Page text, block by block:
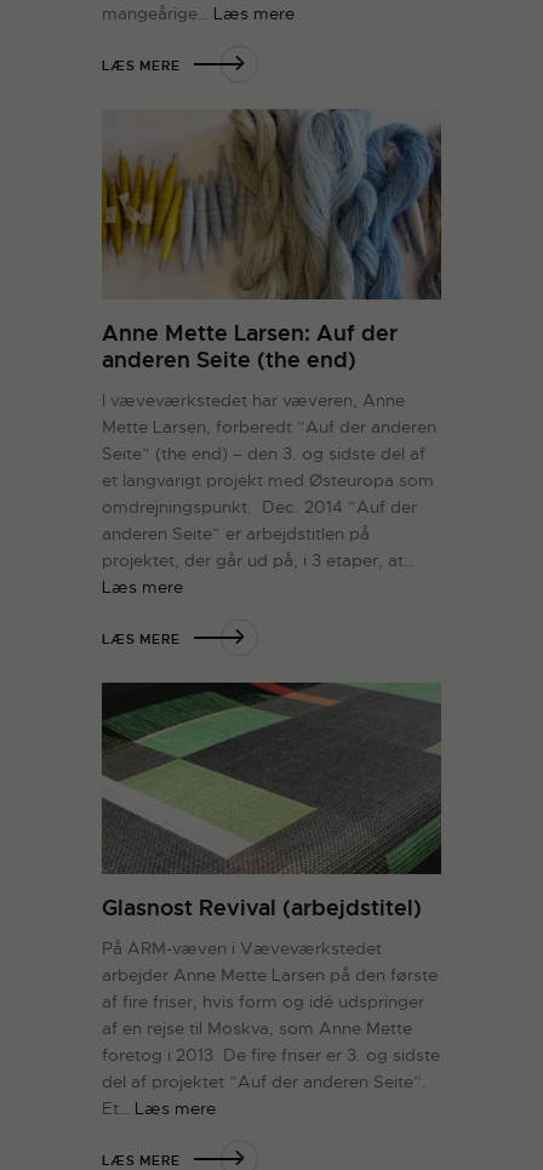
mangeårige… Læs mere
LÆS MERE
Anne Mette Larsen: Auf der
anderen Seite (the end)
I væveværkstedet har væveren, Anne
Mette Larsen, forberedt ”Auf der anderen
Seite” (the end) – den 3. og sidste del af
et langvarigt projekt med Østeuropa som
omdrejningspunkt. Dec. 2014 ”Auf der
anderen Seite” er arbejdstitlen på
projektet, der går ud på, i 3 etaper, at…
Læs mere
LÆS MERE
Glasnost Revival (arbejdstitel)
På ARM-væven i Væveværkstedet
arbejder Anne Mette Larsen på den første
af fire friser, hvis form og idé udspringer
af en rejse til Moskva, som Anne Mette
foretog i 2013. De fire friser er 3. og sidste
del af projektet ”Auf der anderen Seite”.
Et… Læs mere
LÆS MERE